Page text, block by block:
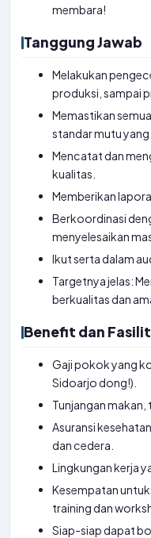
membara!
Tanggung Jawab
Melakukan
produksi, sampai
Memastikan
standar mutu
Mencatat dan
kualitas.
Memberikan
Berkoordinasi
menyelesaikan
Ikut serta dalam
Targetnya jelas:
berkualitas dan
Benefit dan
Gaji pokok yang
Sidoarjo dong!).
Tunjangan
Asuransi
dan cedera.
Lingkungan kerja
Kesempatan
training dan
Siap-siap dapat